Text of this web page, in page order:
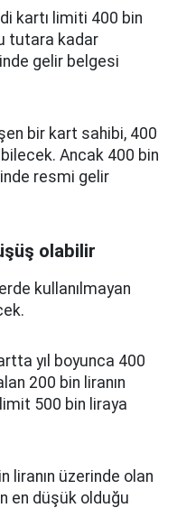
kartı limiti 400 bin
tutara kadar
gelir belgesi
bir kart sahibi, 400
Ancak 400 bin
resmi gelir
olabilir
kullanılmayan
yıl boyunca 400
200 bin liranın
500 bin liraya
liranın üzerinde olan
en düşük olduğu